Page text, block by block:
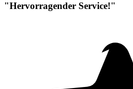
"Hervorragender Service!"